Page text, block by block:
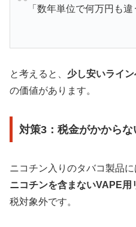
「数年単位で何万円も違
と考えると、 少し安いライ
の価値があります。
対策3：税金がかからな
ニコチン入りのタバコ製品
ニコチンを含まないVAPE用
税対象外です。